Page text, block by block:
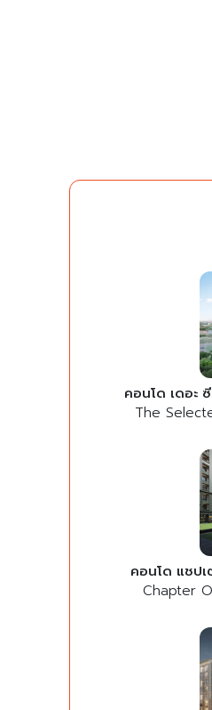
คอนโด เดอะ
The
คอนโด แชป
Chapter